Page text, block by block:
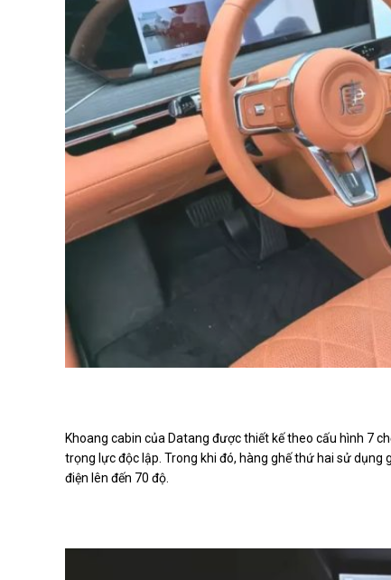
Khoang cabin của Datang được thiết kế theo cấu hình 7
trọng lực độc lập. Trong khi đó, hàng ghế thứ hai sử
điện lên đến 70 độ.